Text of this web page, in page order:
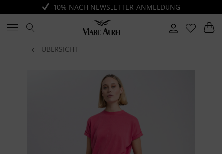
-10% NACH NEWSLETTER-ANMELDUNG
ÜBERSICHT